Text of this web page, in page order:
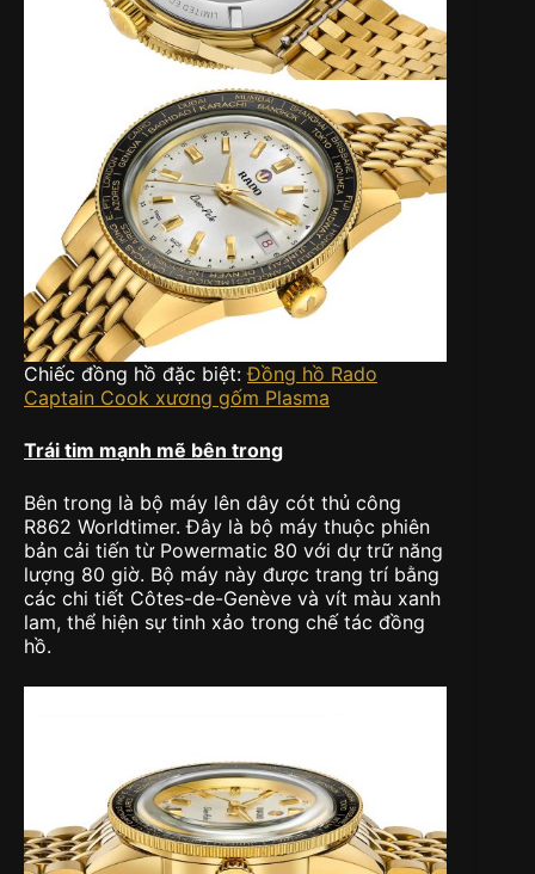
Chiếc đồng hồ đặc biệt:Đồng hồ Rado
Captain Cook xương gốm Plasma
Trái tim mạnh mẽ bên trong
Bên trong là bộ máy lên dây cót thủ công
R862 Worldtimer. Đây là bộ máy thuộc phiên
bản cải tiến từ Powermatic 80 với dự trữ năng
lượng 80 giờ. Bộ máy này được trang trí bằng
các chi tiết Côtes-de-Genève và vít màu xanh
lam, thể hiện sự tinh xảo trong chế tác đồng
hồ.